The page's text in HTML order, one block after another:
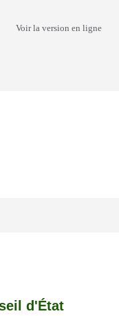
Voir la version en ligne
d'État